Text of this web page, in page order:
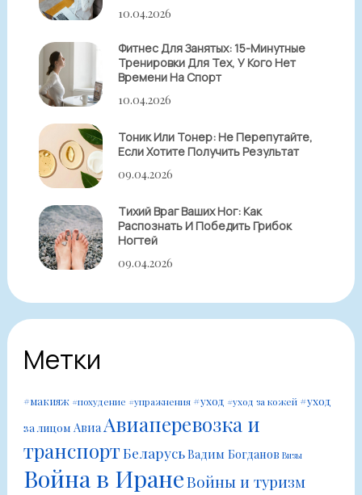
10.04.2026
Фитнес Для Занятых: 15-Минутные
Тренировки Для Тех, У Кого Нет
Времени На Спорт
10.04.2026
Тоник Или Тонер: Не Перепутайте,
Если Хотите Получить Результат
09.04.2026
Тихий Враг Ваших Ног: Как
Распознать И Победить Грибок
Ногтей
09.04.2026
Метки
#макияж #похудение #упражнения #уход #уход за кожей #уход
за лицом Авиа Авиаперевозка и
транспортБеларусьВадим Богданов Визы
Война в ИранеВойны и туризм